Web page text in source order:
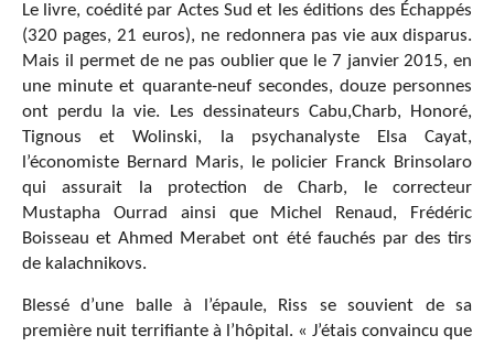
Le livre, coédité par Actes Sud et les éditions des Échappés
(320 pages, 21 euros), ne redonnera pas vie aux disparus.
Mais il permet de ne pas oublier que le 7 janvier 2015, en
une minute et quarante-neuf secondes, douze personnes
ont perdu la vie. Les dessinateurs Cabu,Charb, Honoré,
Tignous et Wolinski, la psychanalyste Elsa Cayat,
l’économiste Bernard Maris, le policier Franck Brinsolaro
qui assurait la protection de Charb, le correcteur
Mustapha Ourrad ainsi que Michel Renaud, Frédéric
Boisseau et Ahmed Merabet ont été fauchés par des tirs
de kalachnikovs.
Blessé d’une balle à l’épaule, Riss se souvient de sa
première nuit terrifiante à l’hôpital. « J’étais convaincu que